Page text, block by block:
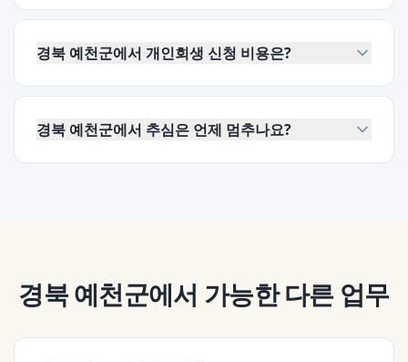
경북 예천군에서 개인회생 신청 비용은?
경북 예천군에서 추심은 언제 멈추나요?
경북 예천군에서 가능한 다른 업무